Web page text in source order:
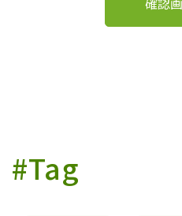
#Tag